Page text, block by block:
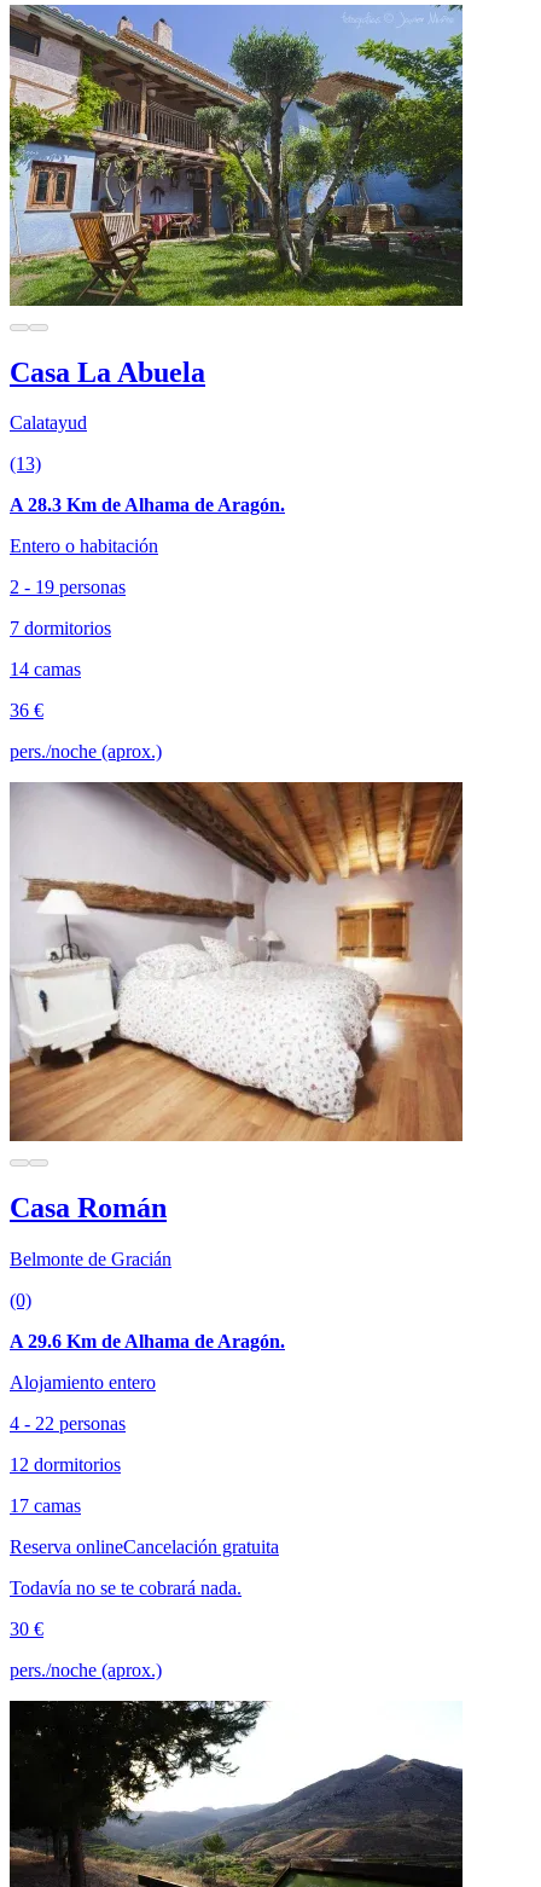
Casa La Abuela
Calatayud
(13)
A 28.3 Km de Alhama de Aragón.
Entero o habitación
2 - 19 personas
7 dormitorios
14 camas
36 €
pers./noche (aprox.)
Casa Román
Belmonte de Gracián
(0)
A 29.6 Km de Alhama de Aragón.
Alojamiento entero
4 - 22 personas
12 dormitorios
17 camas
Reserva onlineCancelación gratuita
Todavía no se te cobrará nada.
30 €
pers./noche (aprox.)